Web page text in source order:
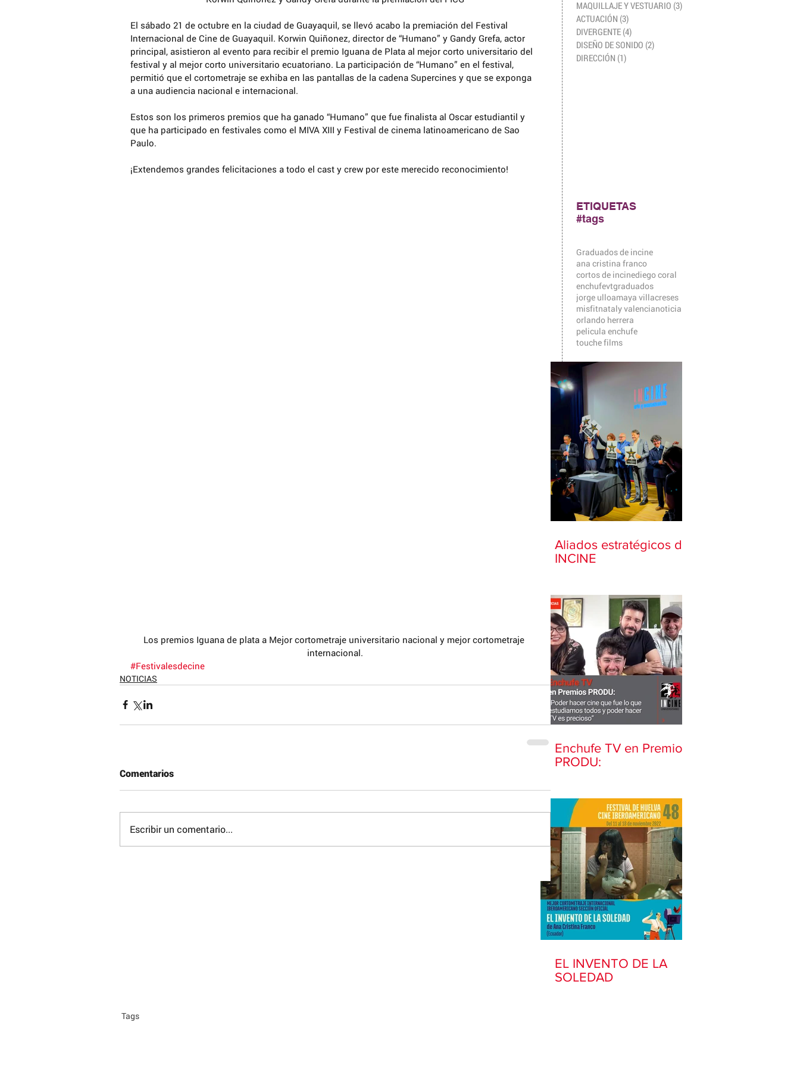
MAQUILLAJE Y VESTUARIO (3)
ACTUACIÓN (3)
DIVERGENTE (4)
DISEÑO DE SONIDO (2)
DIRECCIÓN (1)
ETIQUETAS
#tags
Graduados de incine
ana cristina franco
cortos de incinediego coral
enchufevtgraduados
jorge ulloamaya villacreses
misfitnataly valencianoticia
orlando herrera
pelicula enchufe
touche films
Aliados estratégicos de
INCINE
Enchufe TV en Premios
PRODU:
EL INVENTO DE LA
SOLEDAD
Tags
El sábado 21 de octubre en la ciudad de Guayaquil, se llevó acabo la premiación del Festival
Internacional de Cine de Guayaquil. Korwin Quiñonez, director de “Humano” y Gandy Grefa, actor
principal, asistieron al evento para recibir el premio Iguana de Plata al mejor corto universitario del
festival y al mejor corto universitario ecuatoriano. La participación de “Humano” en el festival,
permitió que el cortometraje se exhiba en las pantallas de la cadena Supercines y que se exponga
a una audiencia nacional e internacional.
Estos son los primeros premios que ha ganado “Humano” que fue finalista al Oscar estudiantil y
que ha participado en festivales como el MIVA XIII y Festival de cinema latinoamericano de Sao
Paulo.
¡Extendemos grandes felicitaciones a todo el cast y crew por este merecido reconocimiento!
Los premios Iguana de plata a Mejor cortometraje universitario nacional y mejor cortometraje
internacional.
#Festivalesdecine
NOTICIAS
Comentarios
Escribir un comentario...